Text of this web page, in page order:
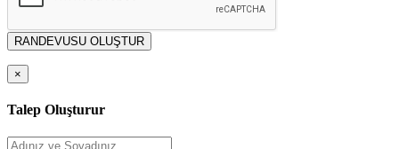
RANDEVUSU OLUŞTUR
×
Talep Oluşturur